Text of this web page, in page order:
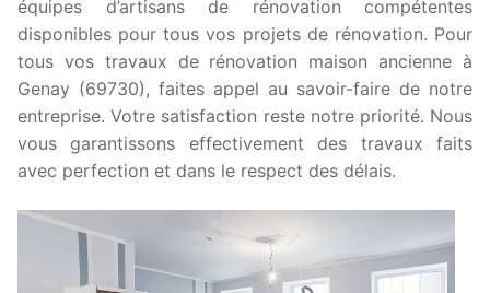
équipes d’artisans de rénovation compétentes
disponibles pour tous vos projets de rénovation. Pour
tous vos travaux de rénovation maison ancienne à
Genay (69730), faites appel au savoir-faire de notre
entreprise. Votre satisfaction reste notre priorité. Nous
vous garantissons effectivement des travaux faits
avec perfection et dans le respect des délais.